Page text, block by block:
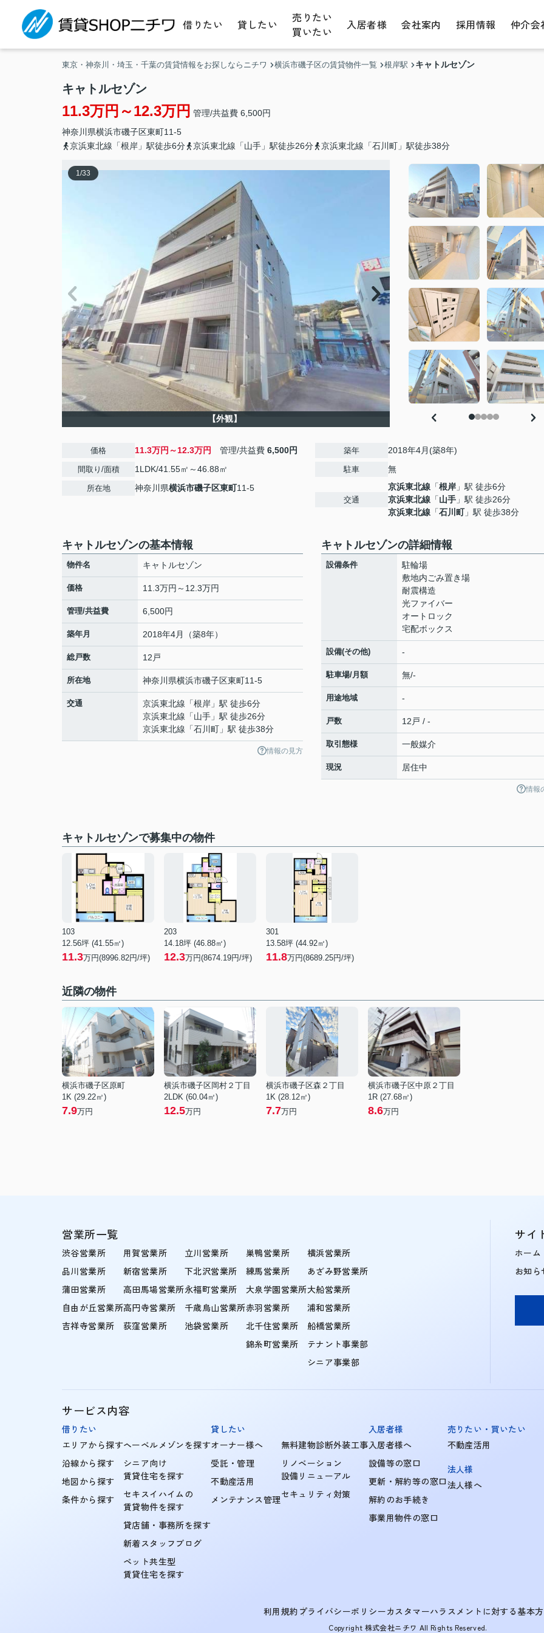
借りたい 貸したい
売りたい
買いたい
入居者様 会社案内 採用情報 仲介会
東京・神奈川・埼玉・千葉の賃貸情報をお探しならニチワ 横浜市磯子区の賃貸物件一覧 根岸駅 キャトルセゾン
キャトルセゾン
11.3万円～12.3万円 管理/共益費 6,500円
神奈川県横浜市磯子区東町11-5
京浜東北線「根岸」駅徒歩6分
京浜東北線「山手」駅徒歩26分 京浜東北線「石川町」駅徒歩38分
1/33
【外観】
価格 11.3万円～12.3万円 管理/共益費 6,500円
間取り/面積 1LDK/41.55㎡～46.88㎡
所在地 神奈川県横浜市磯子区東町11-5
築年 2018年4月(築8年)
駐車 無
交通
京浜東北線 「根岸 」駅 徒歩6分
京浜東北線 「山手 」駅 徒歩26分
京浜東北線 「石川町」駅 徒歩38分
キャトルセゾンの基本情報
物件名 キャトルセゾン
価格 11.3万円～12.3万円
管理/共益費 6,500円
築年月 2018年4月（築8年）
総戸数 12戸
所在地 神奈川県横浜市磯子区東町11-5
交通 京浜東北線 「根岸 」駅 徒歩6分
京浜東北線 「山手 」駅 徒歩26分
京浜東北線 「石川町 」駅 徒歩38分
情報の見方
キャトルセゾンの詳細情報
設備条件
駐輪場
敷地内ごみ置き場
耐震構造
光ファイバー
オートロック
宅配ボックス
設備(その他) -
駐車場/月額 無/-
用途地域 -
戸数 12戸 / -
取引態様 一般媒介
現況 居住中
情報
キャトルセゾンで募集中の物件
103
12.56坪 (41.55㎡)
11.3万円(8996.82円/坪)
203
14.18坪 (46.88㎡)
12.3万円(8674.19円/坪)
301
13.58坪 (44.92㎡)
11.8万円(8689.25円/坪)
近隣の物件
横浜市磯子区原町
1K (29.22㎡)
7.9万円
横浜市磯子区岡村２丁目
2LDK (60.04㎡)
12.5万円
横浜市磯子区森２丁目
1K (28.12㎡)
7.7万円
横浜市磯子区中原２丁目
1R (27.68㎡)
8.6万円
営業所一覧
渋谷営業所
品川営業所
蒲田営業所
自由が丘営業所
吉祥寺営業所
用賀営業所
新宿営業所
高田馬場営業所
高円寺営業所
荻窪営業所
立川営業所
下北沢営業所
永福町営業所
千歳烏山営業所
池袋営業所
巣鴨営業所
練馬営業所
大泉学園営業所
赤羽営業所
北千住営業所
錦糸町営業所
横浜営業所
あざみ野営業所
大船営業所
浦和営業所
船橋営業所
テナント事業部
シニア事業部
サイ
ホーム
お知ら
サービス内容
借りたい
エリアから探す
沿線から探す
地図から探す
条件から探す
ヘーベルメゾンを探す
シニア向け
賃貸住宅を探す
セキスイハイムの
賃貸物件を探す
貸店舗・事務所を探す
新着スタッフブログ
ペット共生型
賃貸住宅を探す
貸したい
オーナー様へ
受託・管理
不動産活用
メンテナンス管理
無料建物診断外装工事
リノベーション
設備リニューアル
セキュリティ対策
入居者様
入居者様へ
設備等の窓口
更新・解約等の窓口
解約のお手続き
事業用物件の窓口
売りたい・買いたい
不動産活用
法人様
法人様へ
利用規約 プライバシーポリシーカスタマーハラスメントに対する基本
Copyright 株式会社ニチワ All Rights Reserved.